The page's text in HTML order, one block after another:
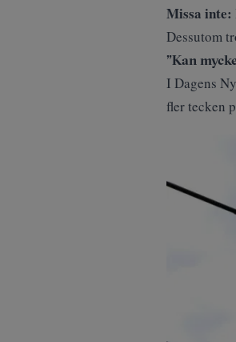
Missa inte:
Dessutom
”Kan
I Dagens
fler tecken